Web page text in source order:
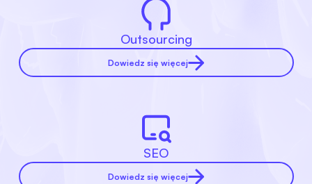
Outsourcing
Dowiedz się więcej
SEO
Dowiedz się więcej